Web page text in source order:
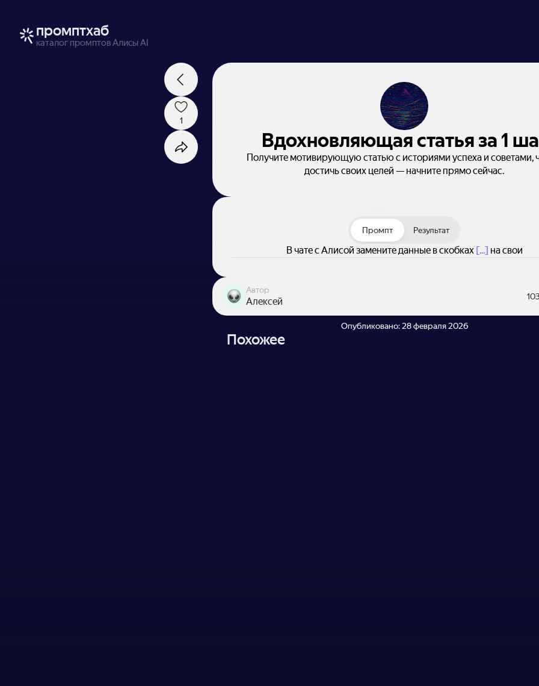
промптхаб
каталог промптов Алисы AI
Вдохновляющая статья за 1
Получите мотивирующую статью с историями успеха и советами,
достичь своих целей — начните прямо сейчас.
1
Промпт Результат
В чате с Алисой замените данные в скобках [...] на свои
Автор
Алексей
Опубликовано:28 февраля 2026
Похожее